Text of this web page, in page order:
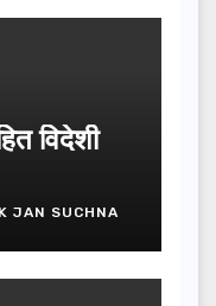
विदेशी
JAN SUCHNA